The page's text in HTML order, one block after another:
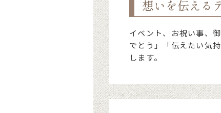
想いを伝える
イベント、お祝い事、
でとう」「伝えたい気
します。